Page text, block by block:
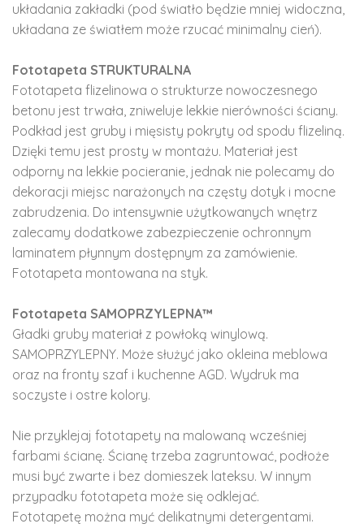
układania zakładki (pod światło będzie mniej widoczna,
układana ze światłem może rzucać minimalny cień).
Fototapeta STRUKTURALNA
Fototapeta flizelinowa o strukturze nowoczesnego
betonu jest trwała, zniweluje lekkie nierówności ściany.
Podkład jest gruby i mięsisty pokryty od spodu flizeliną.
Dzięki temu jest prosty w montażu. Materiał jest
odporny na lekkie pocieranie, jednak nie polecamy do
dekoracji miejsc narażonych na częsty dotyk i mocne
zabrudzenia. Do intensywnie użytkowanych wnętrz
zalecamy dodatkowe zabezpieczenie ochronnym
laminatem płynnym dostępnym za zamówienie.
Fototapeta montowana na styk.
Fototapeta SAMOPRZYLEPNA™
Gładki gruby materiał z powłoką winylową.
SAMOPRZYLEPNY. Może służyć jako okleina meblowa
oraz na fronty szaf i kuchenne AGD. Wydruk ma
soczyste i ostre kolory.
Nie przyklejaj fototapety na malowaną wcześniej
farbami ścianę. Ścianę trzeba zagruntować, podłoże
musi być zwarte i bez domieszek lateksu. W innym
przypadku fototapeta może się odklejać.
Fototapetę można myć delikatnymi detergentami.